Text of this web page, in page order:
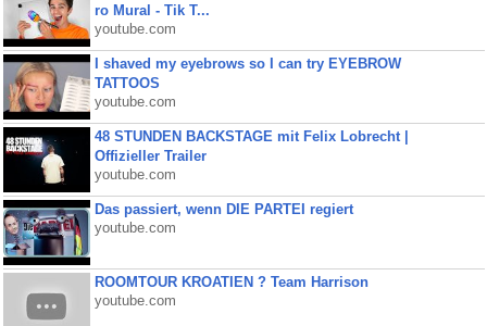
ro Mural - Tik T...
youtube.com
I shaved my eyebrows so I can try EYEBROW
TATTOOS
youtube.com
48 STUNDEN BACKSTAGE mit Felix Lobrecht |
Offizieller Trailer
youtube.com
Das passiert, wenn DIE PARTEI regiert
youtube.com
ROOMTOUR KROATIEN ? Team Harrison
youtube.com